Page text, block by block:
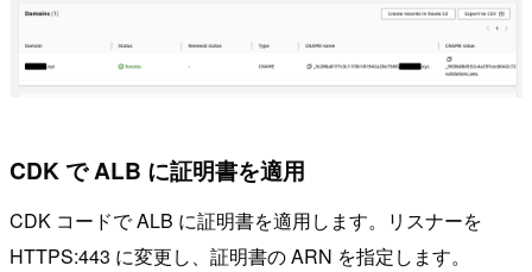
CDK で ALB に証明書を適用
CDK コードで ALB に証明書を適用します。リスナーを
HTTPS:443 に変更し、証明書の ARN を指定します。